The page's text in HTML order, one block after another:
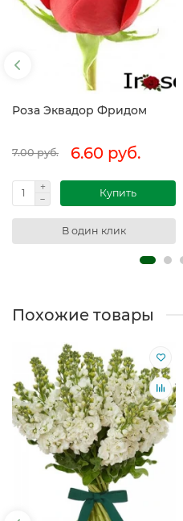
Роза Эквадор Фридом
7.00 руб. 6.60 руб.
Купить
В один клик
Похожие товары